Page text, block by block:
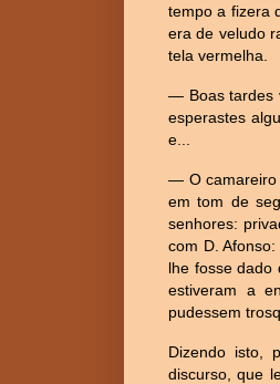
tempo a fizera
era de veludo
tela vermelha.
— Boas tardes
esperastes
e...
— O camareiro
em tom de
senhores:
com D.
lhe fosse dado
estiveram a
pudessem
Dizendo isto,
discurso, que